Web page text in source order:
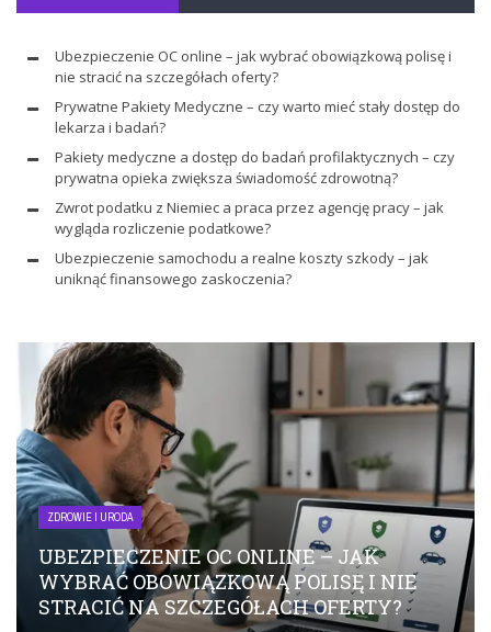
Ubezpieczenie OC online – jak wybrać obowiązkową polisę i
nie stracić na szczegółach oferty?
Prywatne Pakiety Medyczne – czy warto mieć stały dostęp do
lekarza i badań?
Pakiety medyczne a dostęp do badań profilaktycznych – czy
prywatna opieka zwiększa świadomość zdrowotną?
Zwrot podatku z Niemiec a praca przez agencję pracy – jak
wygląda rozliczenie podatkowe?
Ubezpieczenie samochodu a realne koszty szkody – jak
uniknąć finansowego zaskoczenia?
ZDROWIE I URODA
UBEZPIECZENIE OC ONLINE – JAK
WYBRAĆ OBOWIĄZKOWĄ POLISĘ I NIE
STRACIĆ NA SZCZEGÓŁACH OFERTY?